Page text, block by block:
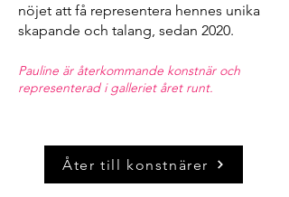
nöjet att få representera hennes unika
skapande och talang, sedan 2020.
Pauline är återkommande konstnär och
representerad i galleriet året runt.
Åter till konstnärer